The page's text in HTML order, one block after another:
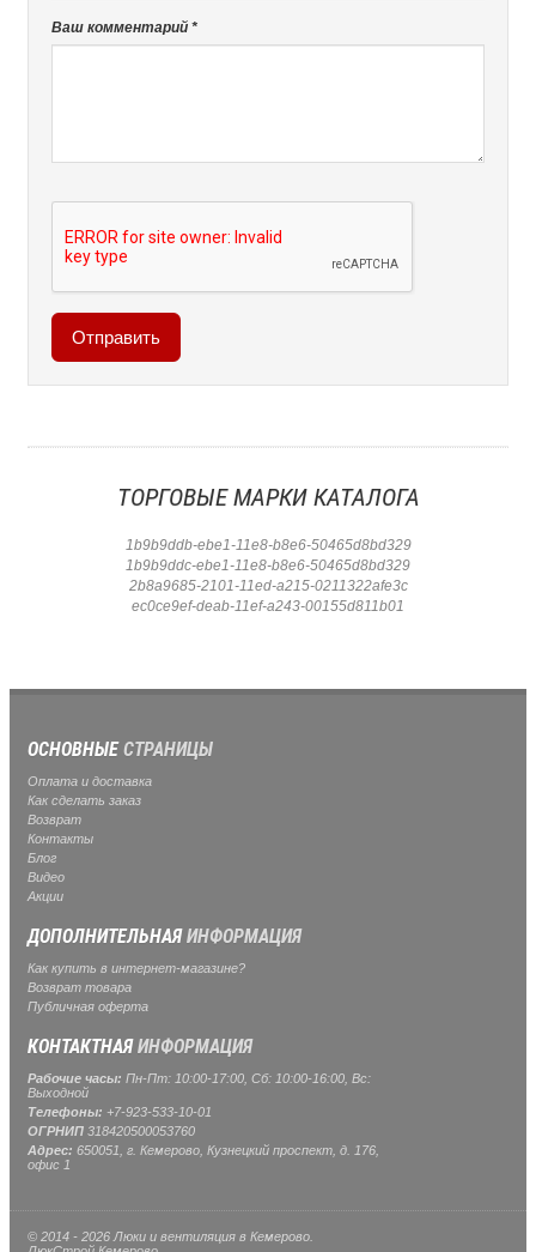
Ваш комментарий *
ТОРГОВЫЕ МАРКИ КАТАЛОГА
1b9b9ddb-ebe1-11e8-b8e6-50465d8bd329
1b9b9ddc-ebe1-11e8-b8e6-50465d8bd329
2b8a9685-2101-11ed-a215-0211322afe3c
ec0ce9ef-deab-11ef-a243-00155d811b01
ОСНОВНЫЕСТРАНИЦЫ
Оплата и доставка
Как сделать заказ
Возврат
Контакты
Блог
Видео
Акции
ДОПОЛНИТЕЛЬНАЯИНФОРМАЦИЯ
Как купить в интернет-магазине?
Возврат товара
Публичная оферта
КОНТАКТНАЯИНФОРМАЦИЯ
Рабочие часы: Пн-Пт: 10:00-17:00, Сб: 10:00-16:00, Вс:
Выходной
Телефоны: +7-923-533-10-01
ОГРНИП 318420500053760
Адрес: 650051, г. Кемерово, Кузнецкий проспект, д. 176,
офис 1
© 2014 - 2026 Люки и вентиляция в Кемерово.